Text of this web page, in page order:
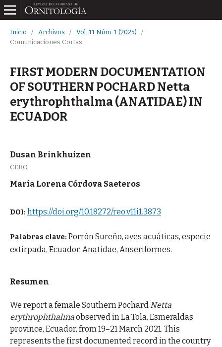
Inicio / Archivos / Vol. 11 Núm. 1 (2025)
/
Comunicaciones Cortas
FIRST MODERN DOCUMENTATION
OF SOUTHERN POCHARD Netta
erythrophthalma (ANATIDAE) IN
ECUADOR
Dusan Brinkhuizen
CERO
María Lorena Córdova Saeteros
DOI: https://doi.org/10.18272/reo.v11i1.3873
Palabras clave: Porrón Sureño, aves acuáticas, especie
extirpada, Ecuador, Anatidae, Anseriformes.
Resumen
We report a female Southern Pochard Netta
erythrophthalmaobserved in La Tola, Esmeraldas
province, Ecuador, from 19–21 March 2021. This
represents the first documented record in the country